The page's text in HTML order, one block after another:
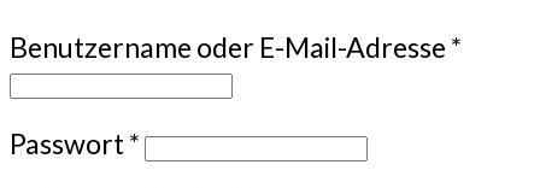
Benutzername oder E-Mail-Adresse *
Passwort*